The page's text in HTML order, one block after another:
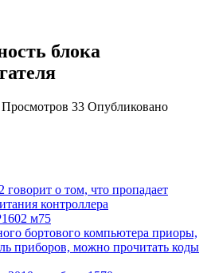
блока
Просмотров 33 Опубликовано
о том, что пропадает
контроллера
м75
бортового компьютера приоры,
приборов, можно прочитать коды